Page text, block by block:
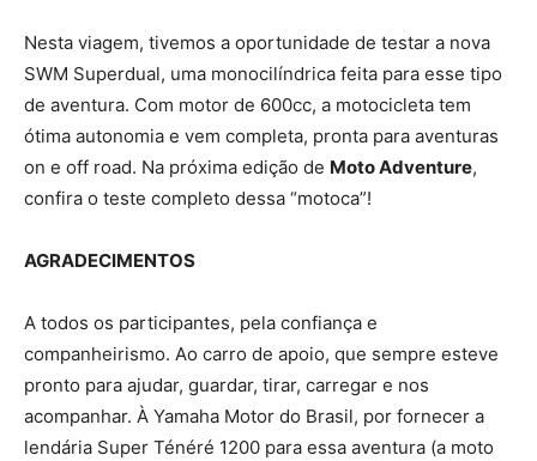
Nesta viagem, tivemos a oportunidade de testar a nova
SWM Superdual, uma monocilíndrica feita para esse tipo
de aventura. Com motor de 600cc, a motocicleta tem
ótima autonomia e vem completa, pronta para aventuras
on e off road. Na próxima edição de Moto Adventure,
confira o teste completo dessa “motoca”!
AGRADECIMENTOS
A todos os participantes, pela confiança e
companheirismo. Ao carro de apoio, que sempre esteve
pronto para ajudar, guardar, tirar, carregar e nos
acompanhar. À Yamaha Motor do Brasil, por fornecer a
lendária Super Ténéré 1200 para essa aventura (a moto